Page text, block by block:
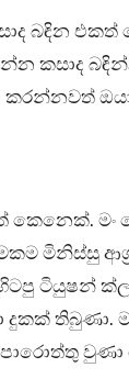
බඳින
කසාද
මං
මිනිස්සු
ටියුෂන්
දුකක්